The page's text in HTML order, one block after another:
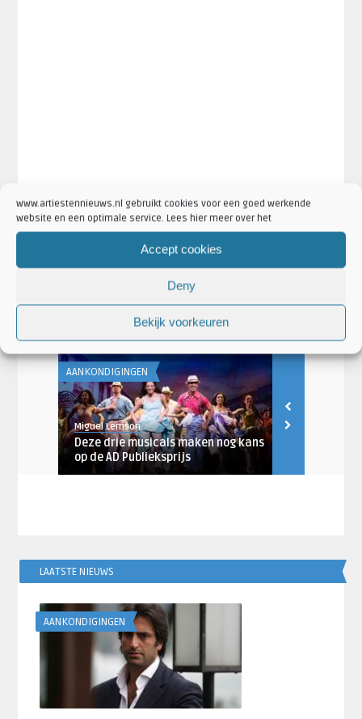
www.artiestennieuws.nl gebruikt cookies voor een goed werkende
website en een optimale service. Lees hier meer over het
Accept cookies
Deny
Bekijk voorkeuren
Fred Boot Soldaat van Oranje
Aankondigingen
Nieuws·Soldaat van Oranje Nieuws
AANKONDIGINGEN
Miguel Lemson
Deze drie musicals maken nog kans
op de AD Publieksprijs
LAATSTE NIEUWS
AANKONDIGINGEN